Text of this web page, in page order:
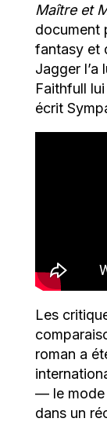
Maître et
document
fantasy et
Jagger l’a
Faithfull
écrit
Les
roman a
— le mode
dans un